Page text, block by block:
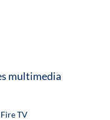
multimedia
TV